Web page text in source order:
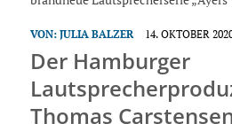
VON: JULIA BALZER 14. OKTOBER
Der Hamburger
Thomas